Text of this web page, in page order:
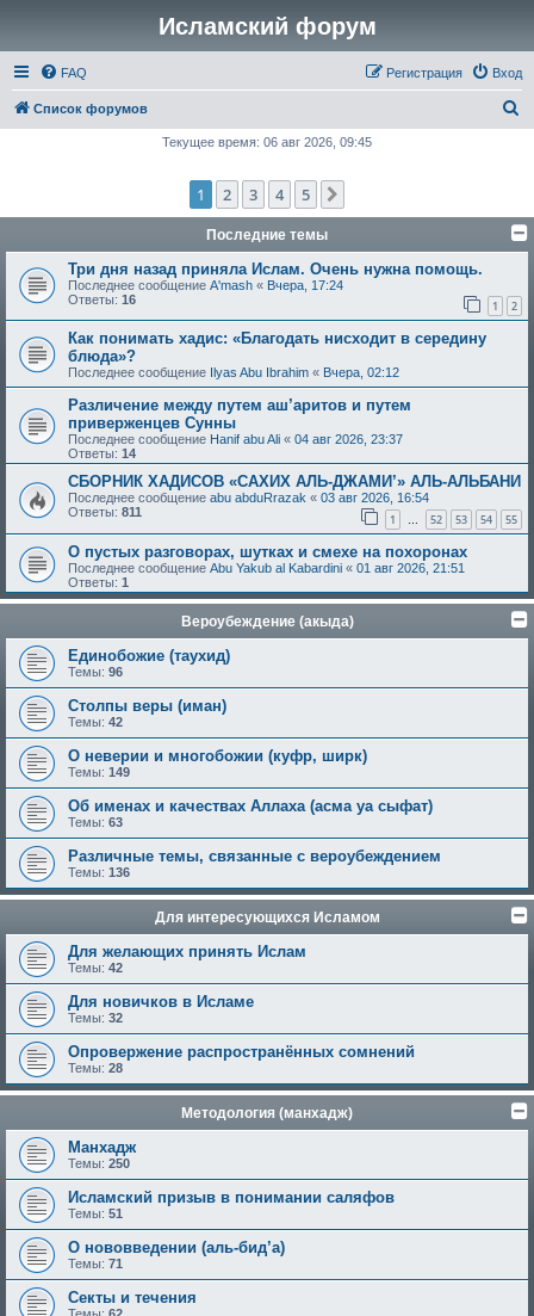
Исламский форум
FAQ Вход
Регистрация
Список форумов
к
Текущее время: 06 авг 2026, 09:45
1 2 3 4 5
Последние темы
Три дня назад приняла Ислам. Очень нужна помощь.
Последнее сообщение A'mash « Вчера, 17:24
Ответы: 16 1 2
Как понимать хадис: «Благодать нисходит в середину
блюда»?
Последнее сообщение Ilyas Abu Ibrahim « Вчера, 02:12
Различение между путем аш’аритов и путем
приверженцев Сунны
Последнее сообщение Hanif abu Ali « 04 авг 2026, 23:37
Ответы: 14
СБОРНИК ХАДИСОВ «САХИХ АЛЬ-ДЖАМИ’» АЛЬ-АЛЬБАНИ
Последнее сообщение abu abduRrazak « 03 авг 2026, 16:54
Ответы: 811 1 … 52 53 54 55
О пустых разговорах, шутках и смехе на похоронах
Последнее сообщение Abu Yakub al Kabardini « 01 авг 2026, 21:51
Ответы: 1
Вероубеждение (акыда)
Единобожие (таухид)
Темы: 96
Столпы веры (иман)
Темы: 42
О неверии и многобожии (куфр, ширк)
Темы: 149
Об именах и качествах Аллаха (асма уа сыфат)
Темы: 63
Различные темы, связанные с вероубеждением
Темы: 136
Для интересующихся Исламом
Для желающих принять Ислам
Темы: 42
Для новичков в Исламе
Темы: 32
Опровержение распространённых сомнений
Темы: 28
Методология (манхадж)
Манхадж
Темы: 250
Исламский призыв в понимании саляфов
Темы: 51
О нововведении (аль-бид’а)
Темы: 71
Секты и течения